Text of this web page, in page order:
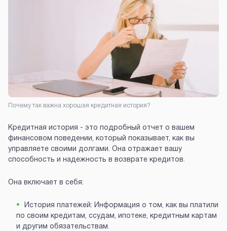
Почему так важна хорошая кредитная история?
Кредитная история - это подробный отчет о вашем
финансовом поведении, который показывает, как вы
управляете своими долгами. Она отражает вашу
способность и надежность в возврате кредитов.
Она включает в себя:
История платежей: Информация о том, как вы платили
по своим кредитам, ссудам, ипотеке, кредитным картам
и другим обязательствам.